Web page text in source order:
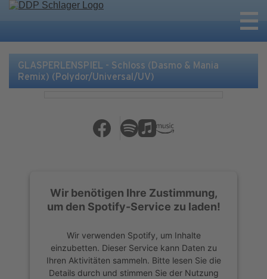
GLASPERLENSPIEL - Schloss (Dasmo & Mania
Remix) (Polydor/Universal/UV)
Wir benötigen Ihre Zustimmung,
um den Spotify-Service zu laden!
Wir verwenden Spotify, um Inhalte
einzubetten. Dieser Service kann Daten zu
Ihren Aktivitäten sammeln. Bitte lesen Sie die
Details durch und stimmen Sie der Nutzung